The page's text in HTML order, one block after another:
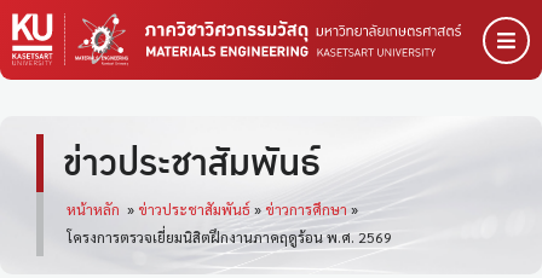
ข่าวประชาสัมพันธ์
หน้าหลัก » ข่าวประชาสัมพันธ์ » ข่าวการศึกษา »
โครงการตรวจเยี่ยมนิสิตฝึกงานภาคฤดูร้อน พ.ศ. 2569